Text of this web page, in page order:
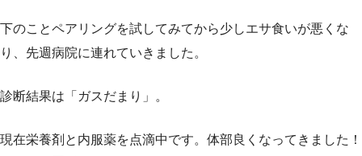
下のことペアリングを試してみてから少しエサ食いが悪くな
り、先週病院に連れていきました。
診断結果は「ガスだまり」。
現在栄養剤と内服薬を点滴中です。体部良くなってきました！